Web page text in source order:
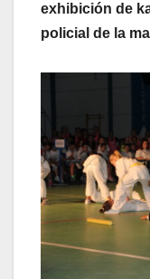
exhibición de
policial de la